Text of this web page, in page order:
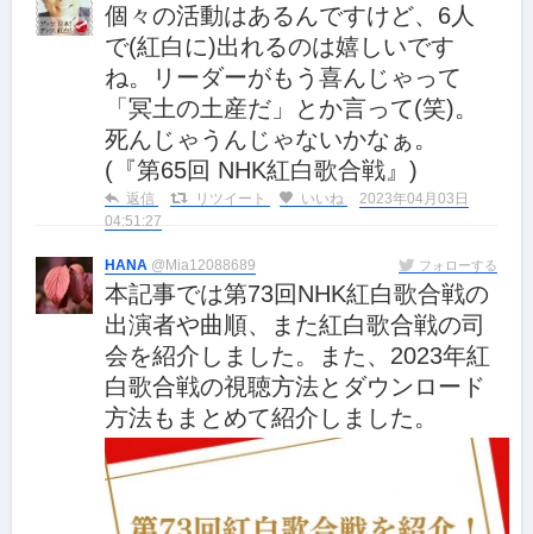
個々の活動はあるんですけど、6人
で(紅白に)出れるのは嬉しいです
ね。リーダーがもう喜んじゃって
「冥土の土産だ」とか言って(笑)。
死んじゃうんじゃないかなぁ。
(『第65回 NHK紅白歌合戦』)
返信 リツイート いいね
2023年04月03日
04:51:27
HANA @Mia12088689 フォローする
本記事では第73回NHK紅白歌合戦の
出演者や曲順、また紅白歌合戦の司
会を紹介しました。また、2023年紅
白歌合戦の視聴方法とダウンロード
方法もまとめて紹介しました。